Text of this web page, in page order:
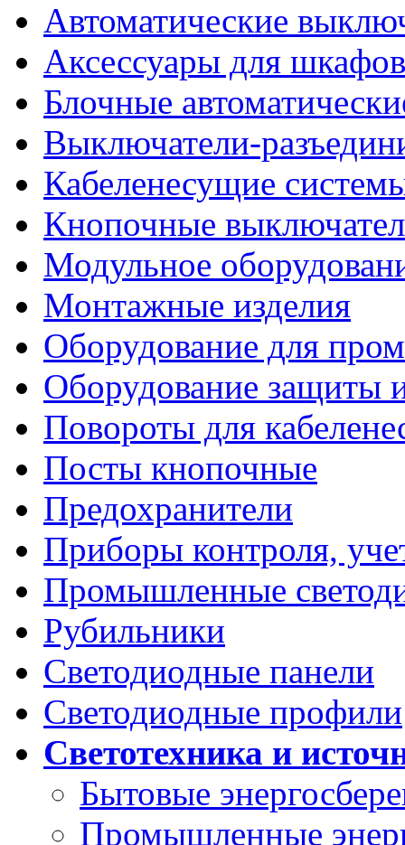
Автоматические
Аксессуары для
Блочные
Выключатели-
Кабеленесущие
Кнопочные
Модульное
Монтажные изделия
Оборудование для
Оборудование защиты
Повороты для
Посты кнопочные
Предохранители
Приборы контроля,
Промышленные
Рубильники
Светодиодные панели
Светодиодные профили
Светотехника и
Бытовые
Промышленные